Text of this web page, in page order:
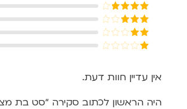
דורג5מתוך
5
דורג4
מתוך 5
דורג3
מתוך 5
דורג
מתוך
5
אין עדיין חוות דעת.
היה הראשון לכתוב סקירה “סט בת